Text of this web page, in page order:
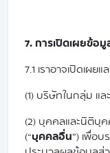
7. การเปิดเผยข้อ
7.1 เราอาจเปิดเผ
(1) บริษัทในกลุ่ม และ
(2) บุคคลและนิติบุ
(“บุคคลอื่น”) เพื่อ